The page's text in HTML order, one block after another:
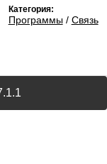
Категория:
Программы/ Связь